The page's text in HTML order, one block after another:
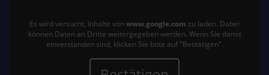
Es wird versucht, Inhalte von www.google.com zu laden. Dabei
können Daten an Dritte weitergegeben werden. Wenn Sie damit
einverstanden sind, klicken Sie bitte auf "Bestätigen".